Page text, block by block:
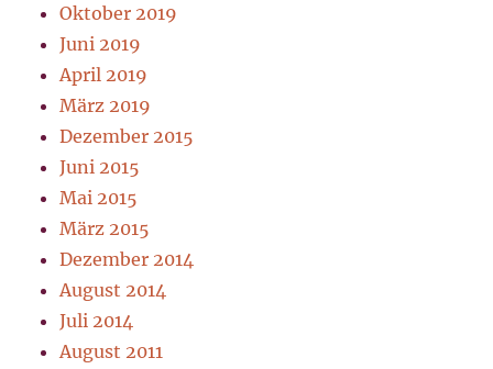
Oktober 2019
Juni 2019
April 2019
März 2019
Dezember 2015
Juni 2015
Mai 2015
März 2015
Dezember 2014
August 2014
Juli 2014
August 2011